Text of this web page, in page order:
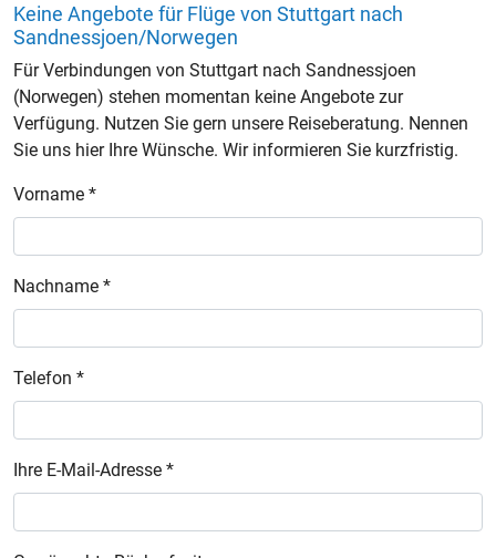
Keine Angebote für Flüge von Stuttgart nach
Sandnessjoen/Norwegen
Für Verbindungen von Stuttgart nach Sandnessjoen
(Norwegen) stehen momentan keine Angebote zur
Verfügung. Nutzen Sie gern unsere Reiseberatung. Nennen
Sie uns hier Ihre Wünsche. Wir informieren Sie kurzfristig.
Vorname *
Nachname *
Telefon *
Ihre E-Mail-Adresse *